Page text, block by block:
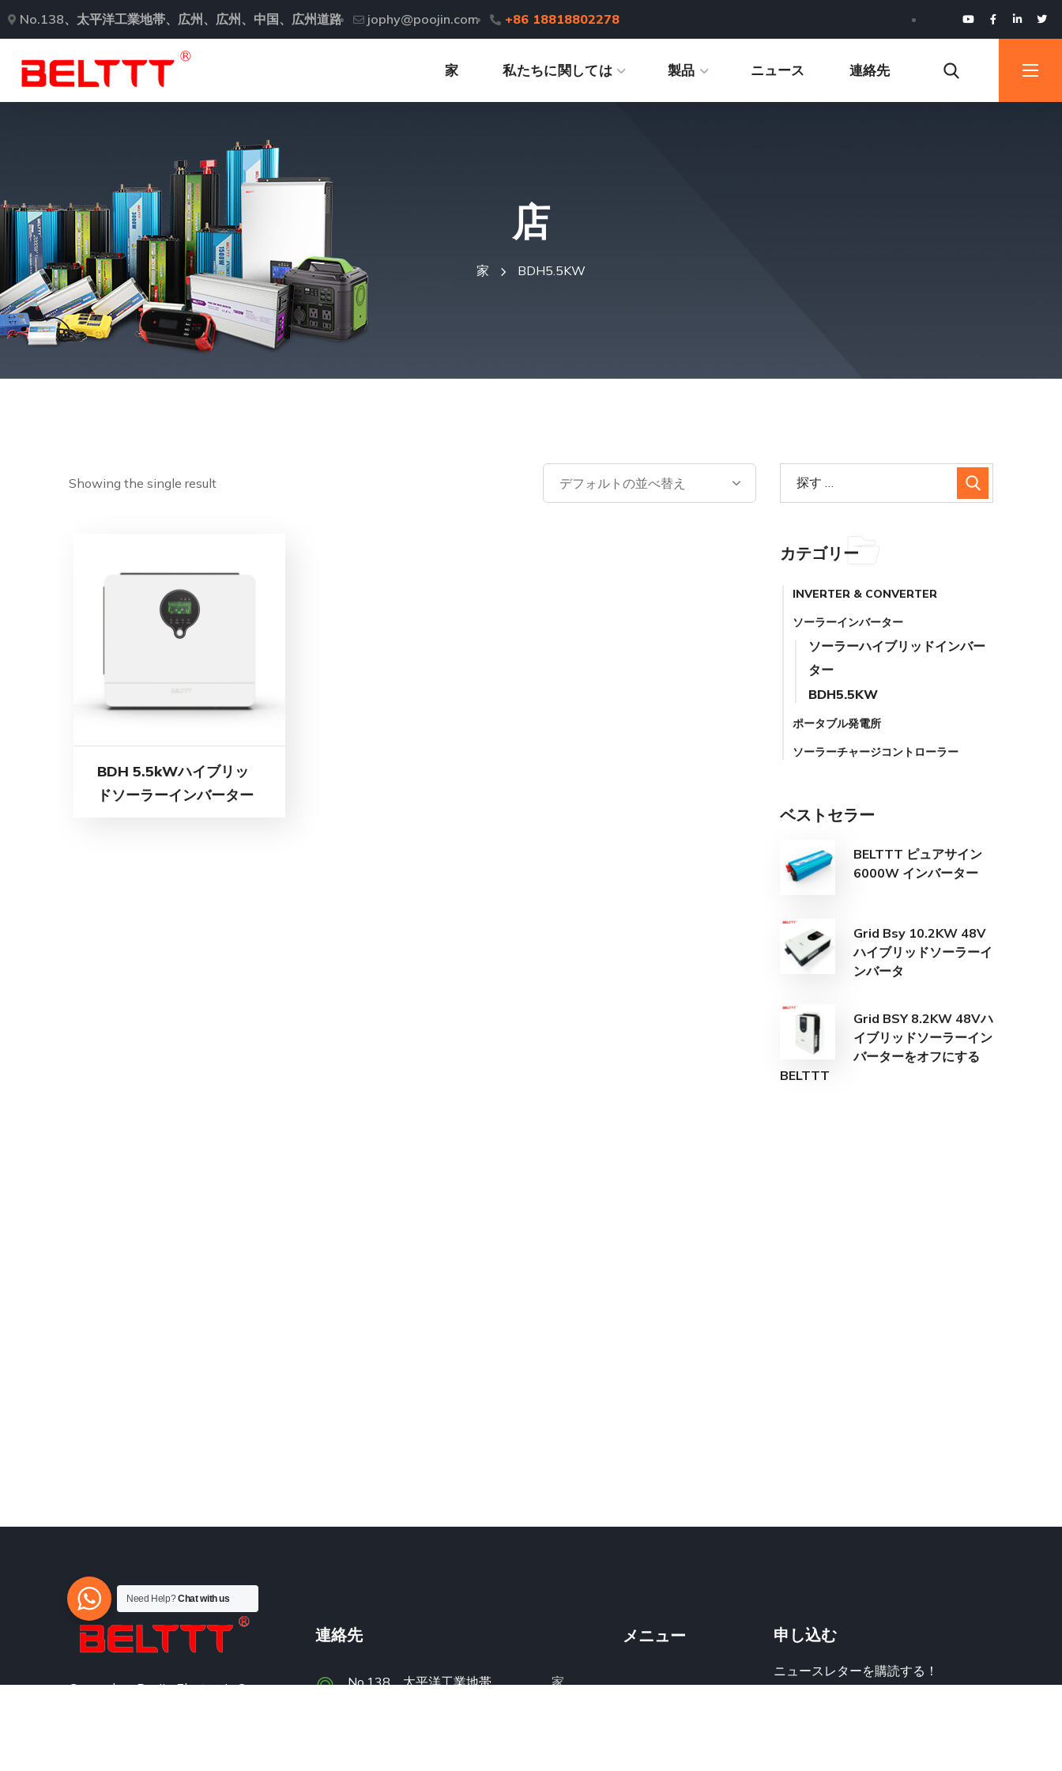
No.138、太平洋工業地帯、広州、広州、中国、広州道路 jophy@poojin.com +86 18818802278
家 私たちに関しては 製品 ニュース 連絡先
店
家 BDH5.5KW
Showing the single result
BDH 5.5kWハイブリッ
ドソーラーインバーター
カテゴリー
INVERTER & CONVERTER
ソーラーインバーター
ソーラーハイブリッドインバー
ター
BDH5.5KW
ポータブル発電所
ソーラーチャージコントローラー
ベストセラー
BELTTT ピュアサイン
6000W インバーター
Grid Bsy 10.2KW 48V
ハイブリッドソーラーイ
ンバータ
Grid BSY 8.2KW 48Vハ
イブリッドソーラーイン
バーターをオフにする
BELTTT
Guangzhou Poojin Electronic Co.,
連絡先
No.138、太平洋工業地帯、
メニュー
家
申し込む
ニュースレターを購読する！
Need Help?Chat with us